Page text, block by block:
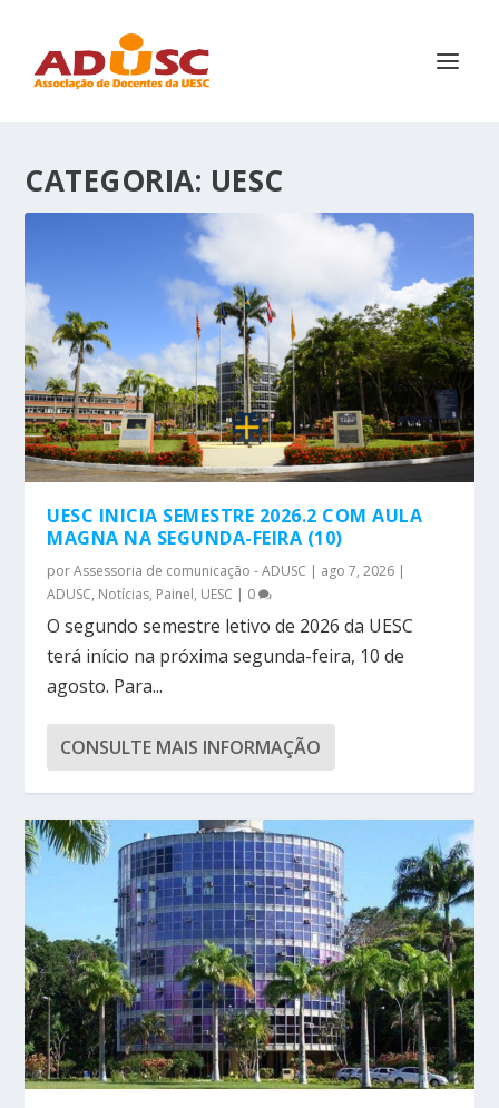
CATEGORIA: UESC
UESC INICIA SEMESTRE 2026.2 COM AULA
MAGNA NA SEGUNDA-FEIRA (10)
porAssessoria de comunicação - ADUSC | ago 7, 2026 |
ADUSC, Notícias, Painel, UESC | 0
O segundo semestre letivo de 2026 da UESC
terá início na próxima segunda-feira, 10 de
agosto. Para...
CONSULTE MAIS INFORMAÇÃO